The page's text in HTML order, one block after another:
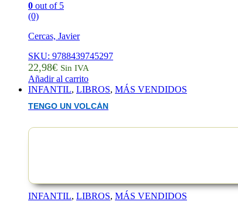
0 out of 5
(0)
Cercas, Javier
SKU: 9788439745297
22,98€ Sin IVA
Añadir al carrito
INFANTIL, LIBROS, MÁS VENDIDOS
TENGO UN VOLCÁN
INFANTIL, LIBROS, MÁS VENDIDOS